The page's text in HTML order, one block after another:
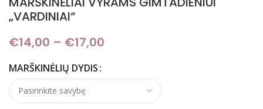
„VARDINIAI“
€14,00 – €17,00
MARŠKINĖLIŲ DYDIS